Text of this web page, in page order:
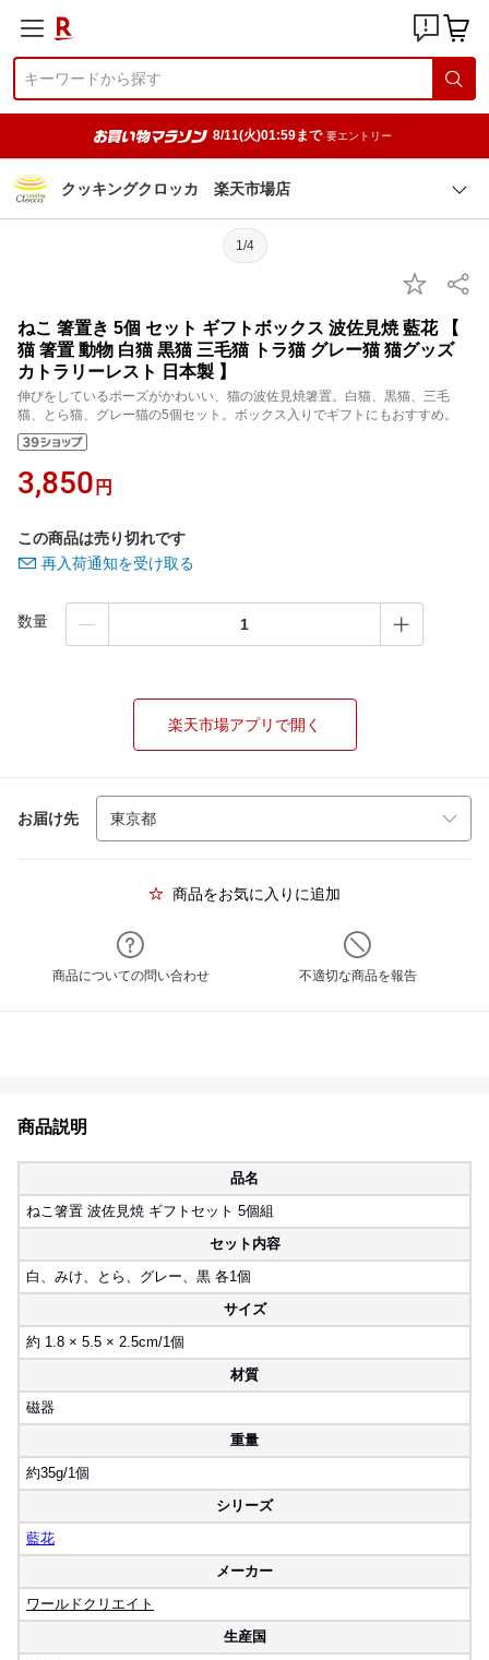
8/11(火)01:59まで 要エントリー
クッキングクロッカ 楽天市場店
1/4
ねこ 箸置き 5個 セット ギフトボックス 波佐見焼 藍花 【
猫 箸置 動物 白猫 黒猫 三毛猫 トラ猫 グレー猫 猫グッズ
カトラリーレスト 日本製 】
伸びをしているポーズがかわいい、猫の波佐見焼箸置。白猫、黒猫、三毛
猫、とら猫、グレー猫の5個セット。ボックス入りでギフトにもおすすめ。
3,850 円
この商品は売り切れです
再入荷通知を受け取る
数量
楽天市場アプリで開く
お届け先
商品をお気に入りに追加
商品についての問い合わせ 不適切な商品を報告
商品説明
品名
ねこ箸置 波佐見焼 ギフトセット 5個組
セット内容
白、みけ、とら、グレー、黒 各1個
サイズ
約 1.8 × 5.5 × 2.5cm/1個
材質
磁器
重量
約35g/1個
シリーズ
藍花
メーカー
ワールドクリエイト
生産国